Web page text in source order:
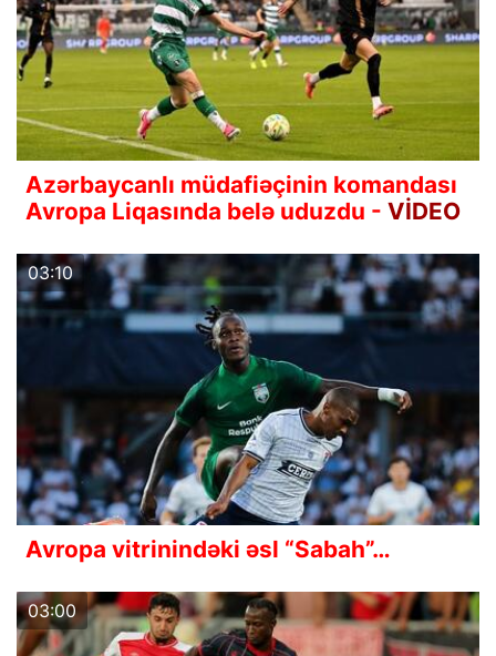
Azərbaycanlı müdafiəçinin komandası
Avropa Liqasında belə uduzdu - VİDEO
03:10
Avropa vitrinindəki əsl “Sabah”…
03:00